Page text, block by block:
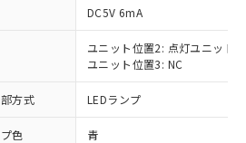
DC5V 6mA
ユニット位置2: 点灯ユニット
ユニット位置3: NC
方式 LEDランプ
色 青